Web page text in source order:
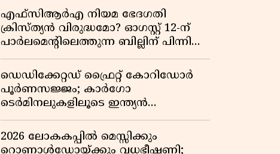
എഫ്സിആർഎ നിയമ ഭേദഗതി
ക്രിസ്ത്യൻ വിരുദ്ധമോ? ഓഗസ്റ്റ് 12-ന്
പാർലമെന്റിലെത്തുന്ന ബില്ലിന് പിന്നിലെ
യഥാർത്ഥ അജണ്ട എന്ത്?
ഡെഡിക്കേറ്റഡ് ഫ്രൈറ്റ് കോറിഡോർ
പൂർണസജ്ജം; കാർഗോ
ടെർമിനലുകളിലൂടെ ഇന്ത്യൻ
റെയിൽവേയുടെ ചരക്ക് ഗതാഗതത്തിൽ
വൻ കുതിപ്പ്
2026 ലോകകപ്പിൽ മെസ്സിക്കും
റൊണാൾഡോയ്ക്കും വധഭീഷണി;